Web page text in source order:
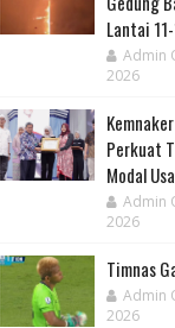
Lantai
Admin
2026
Perkuat
Modal
Admin
2026
Timnas
Admin
2026